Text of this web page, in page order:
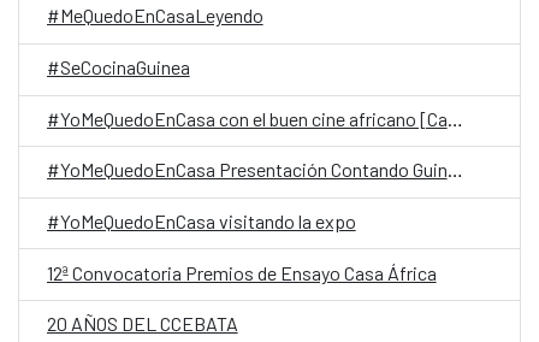
#MeQuedoEnCasaLeyendo
#SeCocinaGuinea
#YoMeQuedoEnCasa Presentación Contando Guinea
#YoMeQuedoEnCasa visitando la expo
12ª Convocatoria Premios de Ensayo Casa África
20 AÑOS DEL CCEBATA